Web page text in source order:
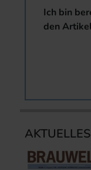
Ich bin
den